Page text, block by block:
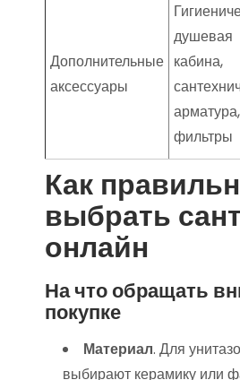
Дополнительные
аксессуары
душевая
кабина,
арматура,
фильтры
Как
выбрать
онлайн
На что обращать
покупке
Материал. Для
выбирают керамику или